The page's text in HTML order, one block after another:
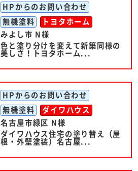
HPからのお問い合わせ
無機塗料
トヨタホーム
みよし市 N様
色と塗り分けを変えて新築同様の
美しさ！トヨタホーム...
HPからのお問い合わせ
無機塗料
ダイワハウス
名古屋市緑区 N様
ダイワハウス住宅の塗り替え（屋
根・外壁塗装）名古屋...